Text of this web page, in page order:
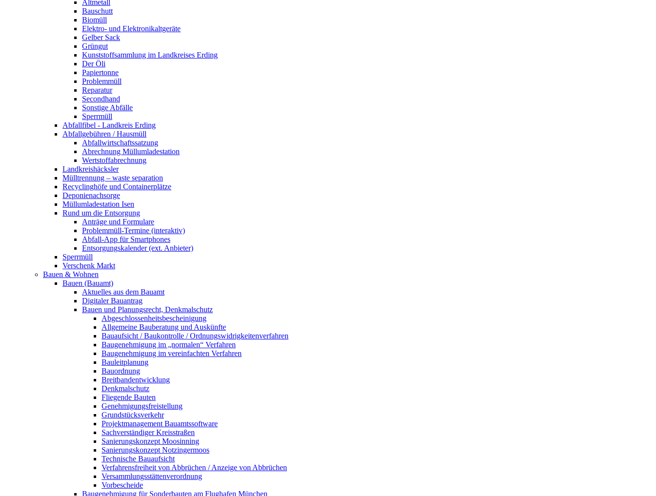
Altmetall
Bauschutt
Biomüll
Elektro- und Elektronikaltgeräte
Gelber Sack
Grüngut
Kunststoffsammlung im Landkreises Erding
Der Öli
Papiertonne
Problemmüll
Reparatur
Secondhand
Sonstige Abfälle
Sperrmüll
Abfallfibel - Landkreis Erding
Abfallgebühren / Hausmüll
Abfallwirtschaftssatzung
Abrechnung Müllumladestation
Wertstoffabrechnung
Landkreishäcksler
Mülltrennung – waste separation
Recyclinghöfe und Containerplätze
Deponienachsorge
Müllumladestation Isen
Rund um die Entsorgung
Anträge und Formulare
Problemmüll-Termine (interaktiv)
Abfall-App für Smartphones
Entsorgungskalender (ext. Anbieter)
Sperrmüll
Verschenk Markt
Bauen & Wohnen
Bauen (Bauamt)
Aktuelles aus dem Bauamt
Digitaler Bauantrag
Bauen und Planungsrecht, Denkmalschutz
Abgeschlossenheitsbescheinigung
Allgemeine Bauberatung und Auskünfte
Bauaufsicht / Baukontrolle / Ordnungswidrigkeitenverfahren
Baugenehmigung im „normalen“ Verfahren
Baugenehmigung im vereinfachten Verfahren
Bauleitplanung
Bauordnung
Breitbandentwicklung
Denkmalschutz
Fliegende Bauten
Genehmigungsfreistellung
Grundstücksverkehr
Projektmanagement Bauamtssoftware
Sachverständiger Kreisstraßen
Sanierungskonzept Moosinning
Sanierungskonzept Notzingermoos
Technische Bauaufsicht
Verfahrensfreiheit von Abbrüchen / Anzeige von Abbrüchen
Versammlungsstättenverordnung
Vorbescheide
Baugenehmigung für Sonderbauten am Flughafen München